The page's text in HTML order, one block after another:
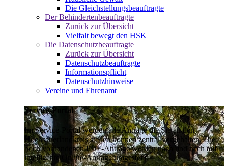
Die Gleichstellungsbeauftragte
Der Behindertenbeauftragte
Zurück zur Übersicht
Vielfalt bewegt den HSK
Die Datenschutzbeauftragte
Zurück zur Übersicht
Datenschutzbeauftragte
Informationspflicht
Datenschutzhinweise
Vereine und Ehrenamt
Service-Portal
Im Service-Portal werden alle Anträge die Sie an den
Hochsauerlandkreis stellen können zentral vorgehalten. Die
noch vorhandenen PDF-Anträge werden nach und nach auf
intelligente Online-Anträge umgestellt.